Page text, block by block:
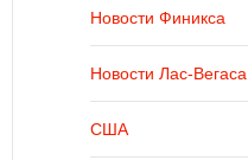
Новости Финикса
Новости Лас-Вегаса
США